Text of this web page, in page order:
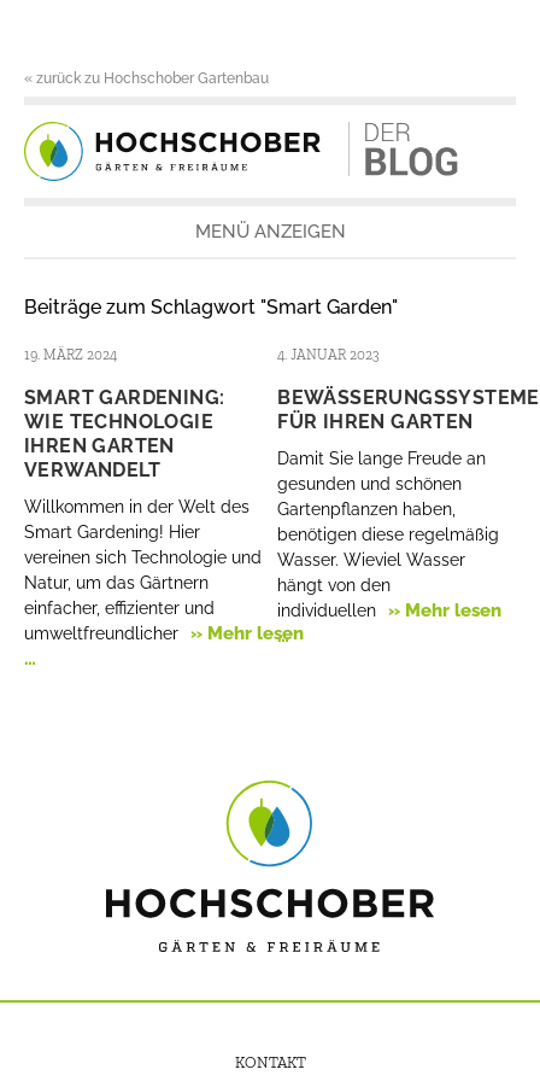
« zurück zu Hochschober Gartenbau
MENÜ ANZEIGEN
Beiträge zum Schlagwort "Smart Garden"
19. MÄRZ 2024
SMART GARDENING:
WIE TECHNOLOGIE
IHREN GARTEN
VERWANDELT
Willkommen in der Welt des
Smart Gardening! Hier
vereinen sich Technologie und
Natur, um das Gärtnern
einfacher, effizienter und
umweltfreundlicher
» Mehr lesen
…
4. JANUAR 2023
BEWÄSSERUNGSSYSTEME
FÜR IHREN GARTEN
Damit Sie lange Freude an
gesunden und schönen
Gartenpflanzen haben,
benötigen diese regelmäßig
Wasser. Wieviel Wasser
hängt von den
individuellen
» Mehr lesen
…
KONTAKT